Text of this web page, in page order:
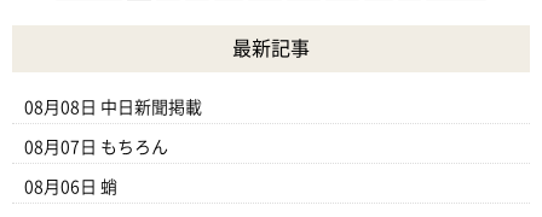
最新記事
08月08日 中日新聞掲載
08月07日 もちろん
08月06日 蛸